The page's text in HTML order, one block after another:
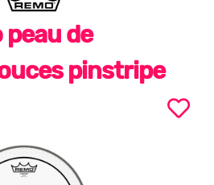
peau de
pinstripe